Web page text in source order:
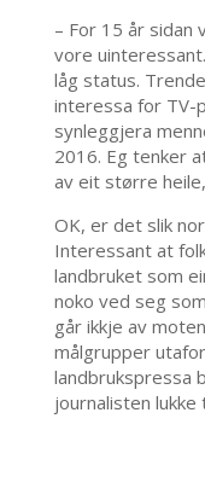
– For 15 år sidan
vore
låg status.
interessa for TV-
synleggjera
2016. Eg tenker
av eit større
OK, er det slik
Interessant at
landbruket som
noko ved seg
går ikkje av
målgrupper
landbrukspressa
journalisten lukke